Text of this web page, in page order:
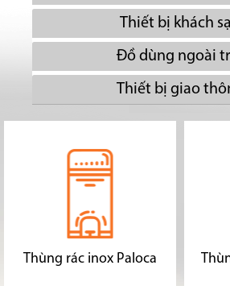
Thiết bị khách
Đồ dùng ngoài
Thiết bị giao
Thùng rác inox Paloca